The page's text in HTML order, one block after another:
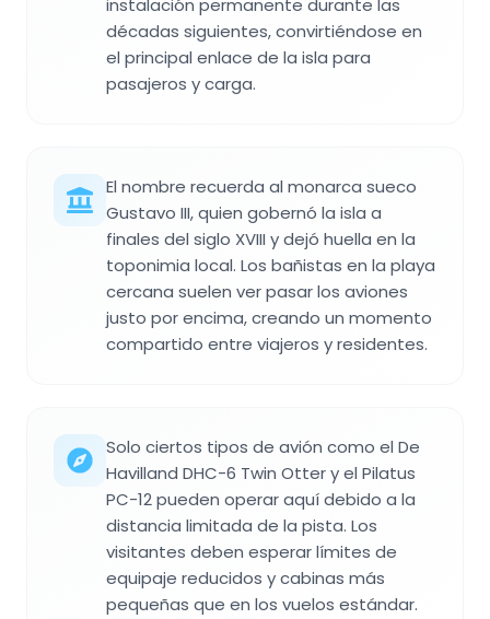
instalación permanente durante las
décadas siguientes, convirtiéndose en
el principal enlace de la isla para
pasajeros y carga.
El nombre recuerda al monarca sueco
Gustavo III, quien gobernó la isla a
finales del siglo XVIII y dejó huella en la
toponimia local. Los bañistas en la playa
cercana suelen ver pasar los aviones
justo por encima, creando un momento
compartido entre viajeros y residentes.
Solo ciertos tipos de avión como el De
Havilland DHC-6 Twin Otter y el Pilatus
PC-12 pueden operar aquí debido a la
distancia limitada de la pista. Los
visitantes deben esperar límites de
equipaje reducidos y cabinas más
pequeñas que en los vuelos estándar.